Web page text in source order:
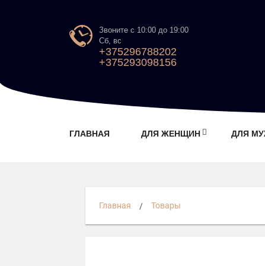
Звоните с 10:00 до 19:00
Сб, вс
+375296788202
+375293098156
ГЛАВНАЯ ДЛЯ ЖЕНЩИН ДЛЯ
Главная Товары